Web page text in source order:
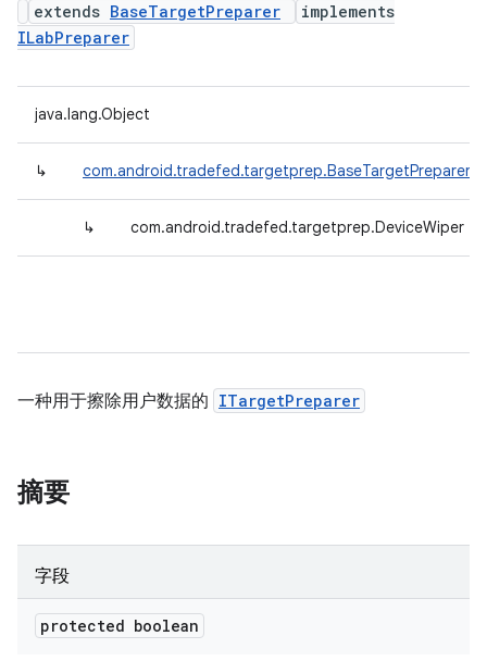
extends BaseTargetPreparer
implements
ILabPreparer
java.lang.Object
↳ com.android.tradefed.targetprep.BaseTargetPreparer
↳ com.android.tradefed.targetprep.DeviceWiper
一种用于擦除用户数据的 ITargetPreparer
摘要
字段
protected boolean